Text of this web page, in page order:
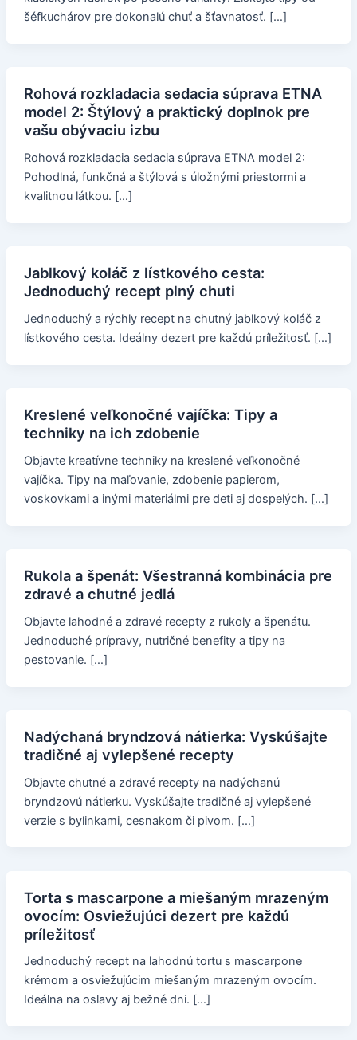
šéfkuchárov pre dokonalú chuť a šťavnatosť. […]
Rohová rozkladacia sedacia súprava ETNA
model 2: Štýlový a praktický doplnok pre
vašu obývaciu izbu
Rohová rozkladacia sedacia súprava ETNA model 2:
Pohodlná, funkčná a štýlová s úložnými priestormi a
kvalitnou látkou. […]
Jablkový koláč z lístkového cesta:
Jednoduchý recept plný chuti
Jednoduchý a rýchly recept na chutný jablkový koláč z
lístkového cesta. Ideálny dezert pre každú príležitosť. […]
Kreslené veľkonočné vajíčka: Tipy a
techniky na ich zdobenie
Objavte kreatívne techniky na kreslené veľkonočné
vajíčka. Tipy na maľovanie, zdobenie papierom,
voskovkami a inými materiálmi pre deti aj dospelých. […]
Rukola a špenát: Všestranná kombinácia pre
zdravé a chutné jedlá
Objavte lahodné a zdravé recepty z rukoly a špenátu.
Jednoduché prípravy, nutričné benefity a tipy na
pestovanie. […]
Nadýchaná bryndzová nátierka: Vyskúšajte
tradičné aj vylepšené recepty
Objavte chutné a zdravé recepty na nadýchanú
bryndzovú nátierku. Vyskúšajte tradičné aj vylepšené
verzie s bylinkami, cesnakom či pivom. […]
Torta s mascarpone a miešaným mrazeným
ovocím: Osviežujúci dezert pre každú
príležitosť
Jednoduchý recept na lahodnú tortu s mascarpone
krémom a osviežujúcim miešaným mrazeným ovocím.
Ideálna na oslavy aj bežné dni. […]